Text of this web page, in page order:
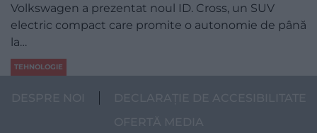
Volkswagen a prezentat noul ID. Cross, un SUV
electric compact care promite o autonomie de până
la…
TEHNOLOGIE